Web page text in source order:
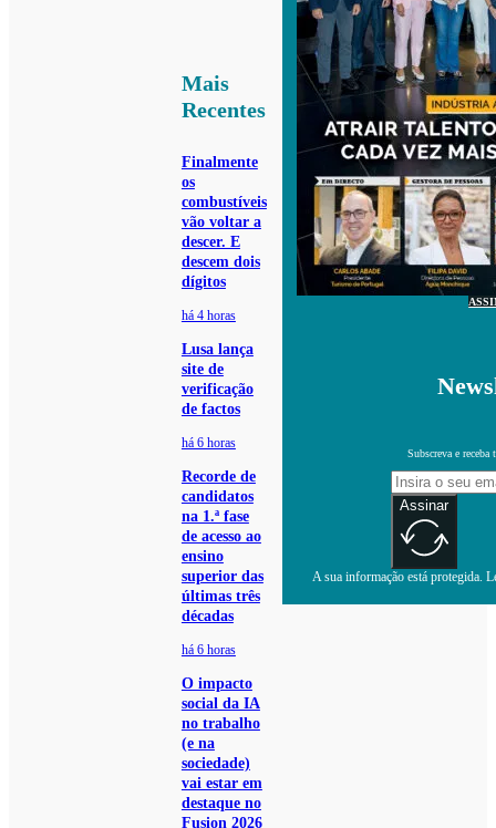
Mais
Recentes
Finalmente
os
combustíveis
vão voltar a
descer. E
descem dois
dígitos
há 4 horas
Lusa lança
site de
verificação
de factos
há 6 horas
Recorde de
candidatos
na 1.ª fase
de acesso ao
ensino
superior das
últimas três
décadas
há 6 horas
O impacto
social da IA
no trabalho
(e na
sociedade)
vai estar em
destaque no
Fusion 2026
Subscreva e receba
Assinar
A sua informação está protegida.